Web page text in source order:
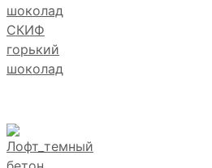
СКИФ
горький
шоколад